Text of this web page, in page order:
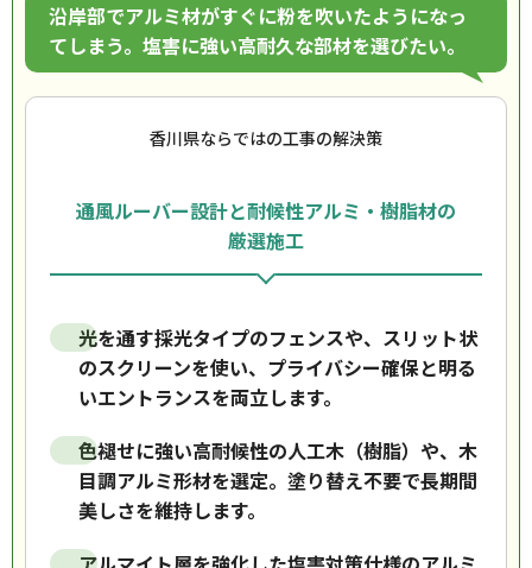
沿岸部でアルミ材がすぐに粉を吹いたようになっ
てしまう。塩害に強い高耐久な部材を選びたい。
香川県ならではの工事の解決策
通風ルーバー設計と耐候性アルミ・樹脂材の
厳選施工
光を通す採光タイプのフェンスや、スリット状
のスクリーンを使い、プライバシー確保と明る
いエントランスを両立します。
色褪せに強い高耐候性の人工木（樹脂）や、木
目調アルミ形材を選定。塗り替え不要で長期間
美しさを維持します。